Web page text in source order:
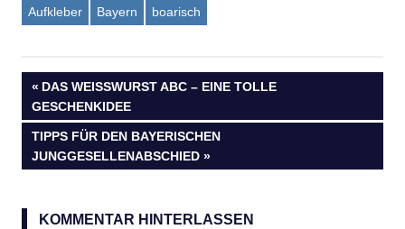
Aufkleber Bayern boarisch
Beitragsnavigation
VORHERIGER
BEITRAG:
DAS WEISSWURST ABC – EINE TOLLE
GESCHENKIDEE
NÄCHSTER
BEITRAG:
TIPPS FÜR DEN BAYERISCHEN
JUNGGESELLENABSCHIED
KOMMENTAR HINTERLASSEN